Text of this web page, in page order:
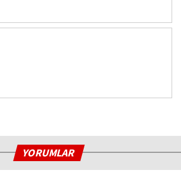
YORUMLAR